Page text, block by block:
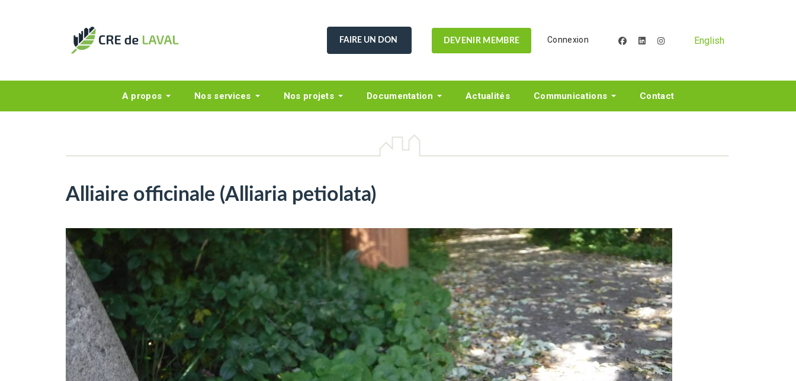
FAIRE UN DON DEVENIR MEMBRE Connexion facebooklinkedininstagramEnglish
A propos Nos services Nos projets Documentation Actualités Communications Contact
Alliaire officinale (Alliaria petiolata)